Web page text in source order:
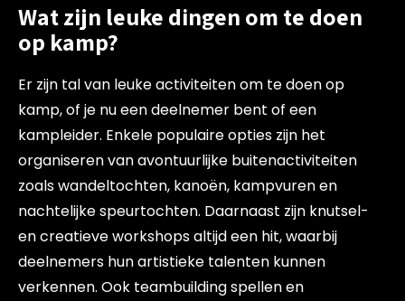
Wat zijn leuke dingen om te doen
op kamp?
Er zijn tal van leuke activiteiten om te doen op
kamp, of je nu een deelnemer bent of een
kampleider. Enkele populaire opties zijn het
organiseren van avontuurlijke buitenactiviteiten
zoals wandeltochten, kanoën, kampvuren en
nachtelijke speurtochten. Daarnaast zijn knutsel-
en creatieve workshops altijd een hit, waarbij
deelnemers hun artistieke talenten kunnen
verkennen. Ook teambuilding spellen en